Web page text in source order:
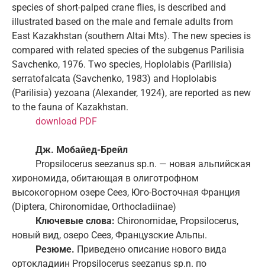
species of short-palped crane flies, is described and
illustrated based on the male and female adults from
East Kazakhstan (southern Altai Mts). The new species is
compared with related species of the subgenus Parilisia
Savchenko, 1976. Two species, Hoplolabis (Parilisia)
serratofalcata (Savchenko, 1983) and Hoplolabis
(Parilisia) yezoana (Alexander, 1924), are reported as new
to the fauna of Kazakhstan.
download PDF
Дж. Мобайед-Брейл
Propsilocerus seezanus sp.n. — новая альпийская
хирономида, обитающая в олиготрофном
высокогорном озере Сеез, Юго-Восточная Франция
(Diptera, Chironomidae, Orthocladiinae)
Ключевые слова: Chironomidae, Propsilocerus,
новый вид, озеро Сеез, Французские Альпы.
Резюме. Приведено описание нового вида
ортокладиин Propsilocerus seezanus sp.n. по